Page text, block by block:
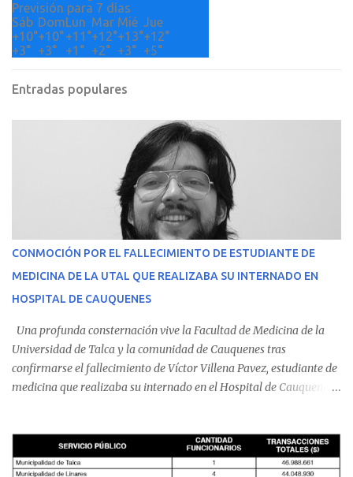
Previsión para 7 días
Sáb DomLun Mar Mié Jue
+10°+10°+11°+12°+13°+12°
+3° +3° +1° +2° +3° +5°
Entradas populares
CONMOCIÓN POR EL FALLECIMIENTO DE ESTUDIANTE DE
MEDICINA DE LA UTAL QUE REALIZABA SU INTERNADO EN
HOSPITAL DE CAUQUENES
Una profunda consternación vive la Facultad de Medicina de la
Universidad de Talca y la comunidad de Cauquenes tras
confirmarse el fallecimiento de Víctor Villena Pavez, estudiante de
medicina que realizaba su internado en el Hospital de Cauquenes.
malestares físicos. Dada la complejidad de su estado de salud, el
equipo médico determinó su traslado de urgencia al Hospital